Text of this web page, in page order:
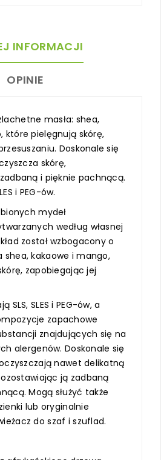
INFORMACJI
OPINIE
masła: shea,
które pielęgnują skórę,
Doskonale się
skórę,
i pięknie pachnącą.
i PEG-ów.
mydeł
według własnej
został wzbogacony o
shea, kakaowe i mango,
zapobiegając jej
SLS, SLES i PEG-ów, a
zapachowe
znajdujących się na
alergenów. Doskonale się
nawet delikatną
ją zadbaną
Mogą służyć także
lub oryginalnie
do szaf i szuflad.